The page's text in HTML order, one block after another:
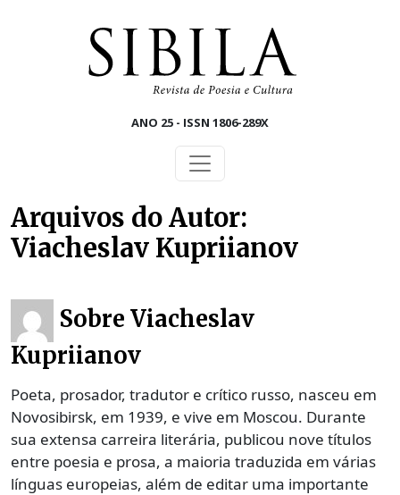
ANO 25 - ISSN 1806-289X
Arquivos do Autor:
Viacheslav Kupriianov
Sobre Viacheslav
Kupriianov
Poeta, prosador, tradutor e crítico russo, nasceu em
Novosibirsk, em 1939, e vive em Moscou. Durante
sua extensa carreira literária, publicou nove títulos
entre poesia e prosa, a maioria traduzida em várias
línguas europeias, além de editar uma importante